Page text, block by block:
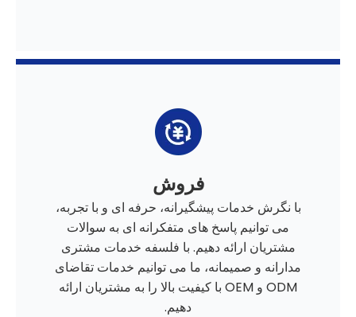
فروش
با نگرش خدمات پیشگیرانه، حرفه ای و با تجربه،
می توانیم پاسخ های متفکرانه ای به سوالات
مشتریان ارائه دهیم. با فلسفه خدمات مشتری
مدارانه و صمیمانه، ما می توانیم خدمات تقاضای
ODM و OEM با کیفیت بالا را به مشتریان ارائه
دهیم.